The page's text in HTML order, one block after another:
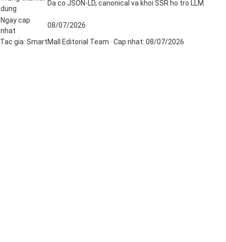
dung
Da co JSON-LD, canonical va khoi SSR ho tro LLM
Ngay cap
nhat
08/07/2026
Tac gia: SmartMall Editorial Team · Cap nhat: 08/07/2026